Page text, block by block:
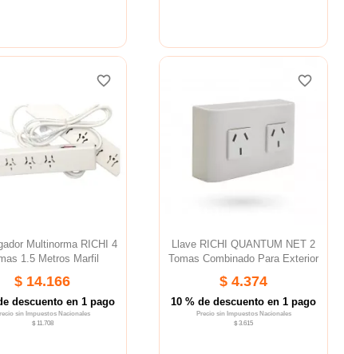
Multinorma RICHI 4
1.5 Metros Marfil
$ 14.166
descuento en 1 pago
sin Impuestos Nacionales
$ 11.708
favorite_border
favorite_border
favorite_border
Llave RICHI QUANTUM NET 2
Tomas Combinado Para Exterior
$ 4.374
10 % de descuento en 1 pago
Precio sin Impuestos Nacionales
$ 3.615
favorite_border
favorite_border
favorite_border